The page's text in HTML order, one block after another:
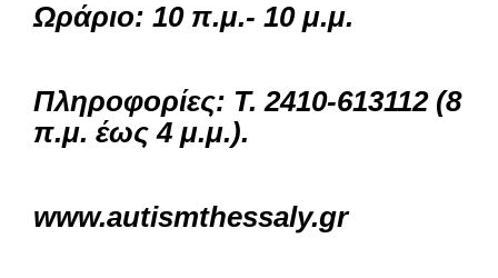
Ωράριο: 10 π.μ.- 10 μ.μ.
Πληροφορίες: Τ. 2410-613112 (8
π.μ. έως 4 μ.μ.).
www.autismthessaly.gr